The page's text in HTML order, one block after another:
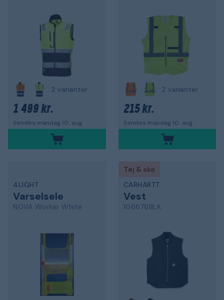
2 varianter
1 499 kr.
Sendes mandag 10. aug.
2 varianter
215 kr.
Sendes mandag 10. aug.
4LIGHT
Varselsele
NOVA Worker White
Tøj & sko
CARHARTT
Vest
106676BLK